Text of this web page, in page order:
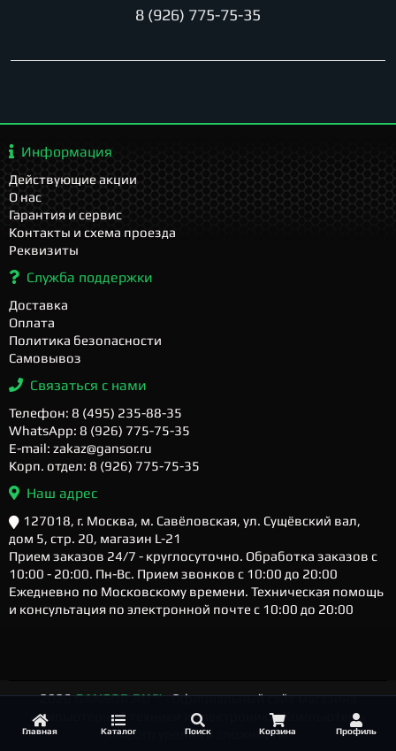
Главная Каталог Поиск Корзина Профиль
8 (926) 775-75-35
Информация
Действующие акции
О нас
Гарантия и сервис
Контакты и схема проезда
Реквизиты
Служба поддержки
Доставка
Оплата
Политика безопасности
Самовывоз
Связаться с нами
Телефон: 8 (495) 235-88-35
WhatsApp: 8 (926) 775-75-35
E-mail: zakaz@gansor.ru
Корп. отдел: 8 (926) 775-75-35
Наш адрес
127018, г. Москва, м. Савёловская, ул. Сущёвский вал,
дом 5, стр. 20, магазин L-21
Прием заказов 24/7 - круглосуточно. Обработка заказов с
10:00 - 20:00. Пн-Вс. Прием звонков с 10:00 до 20:00
Ежедневно по Московскому времени. Техническая помощь
и консультация по электронной почте с 10:00 до 20:00
2026GANSOR.RU ™- Официальный сайт магазина
компьютерной техники и электроники. Компьютеры
любого уровня и сложности.